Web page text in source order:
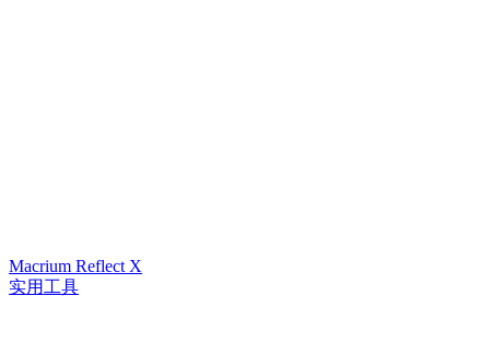
Macrium Reflect X
实用工具